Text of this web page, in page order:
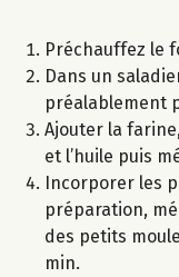
Préchauffez le
Dans un
préalablement
Ajouter la
et l’huile puis
Incorporer les
préparation,
des petits
min.